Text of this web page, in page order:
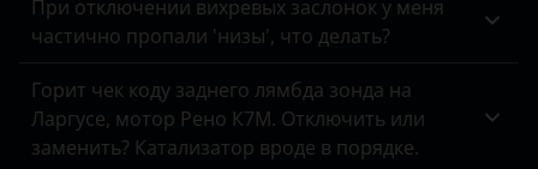
ВАЗ (LADA)
ЗАЗ
УАЗ
Foton
Geely
GLB-класс
GLC-класс
GLE-класс
При отключении вихревых заслонок у меня
частично пропали 'низы', что делать?
Горит чек коду заднего лямбда зонда на
Ларгусе, мотор Рено К7М. Отключить или
заменить? Катализатор вроде в порядке.